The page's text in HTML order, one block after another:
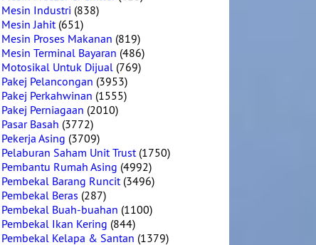
Mesin Industri (838)
Mesin Jahit(651)
Mesin Proses Makanan (819)
Mesin Terminal Bayaran (486)
Motosikal Untuk Dijual (769)
Pakej Pelancongan (3953)
Pakej Perkahwinan (1555)
Pakej Perniagaan (2010)
Pasar Basah (3772)
Pekerja Asing (3709)
Pelaburan Saham Unit Trust(1750)
Pembantu Rumah Asing (4992)
Pembekal Barang Runcit(3496)
Pembekal Beras (287)
Pembekal Buah-buahan (1100)
Pembekal Ikan Kering (844)
Pembekal Kelapa & Santan (1379)